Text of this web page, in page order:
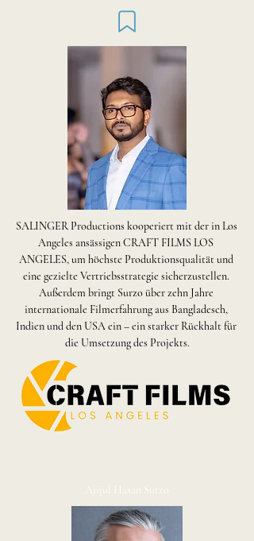
SALINGER Productions kooperiert mit der in Los
Angeles ansässigen CRAFT FILMS LOS
ANGELES, um höchste Produktionsqualität und
eine gezielte Vertriebsstrategie sicherzustellen.
Außerdem bringt Surzo über zehn Jahre
internationale Filmerfahrung aus Bangladesch,
Indien und den USA ein – ein starker Rückhalt für
die Umsetzung des Projekts.
Ajijul Hasan Surzo